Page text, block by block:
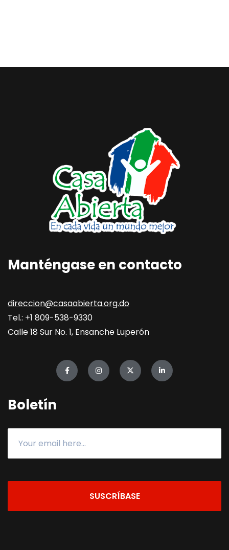
Manténgase en contacto
direccion@casaabierta.org.do
Tel.: +1 809-538-9330
Calle 18 Sur No. 1, Ensanche Luperón
Boletín
SUSCRÍBASE